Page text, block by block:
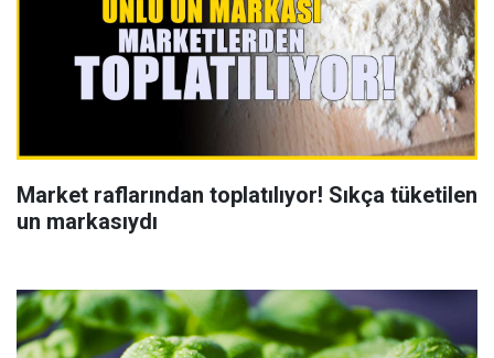
Market raflarından toplatılıyor! Sıkça tüketilen
un markasıydı